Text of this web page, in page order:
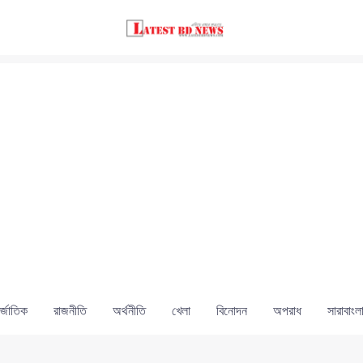
রাজনীতি অর্থনীতি খেলা বিনোদন অপরাধ সারাবাংলা